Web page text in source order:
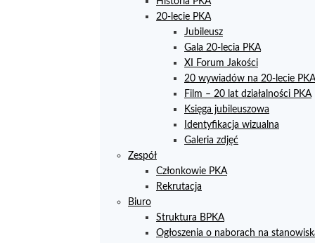
20-lecie PKA
Jubileusz
Gala 20-lecia PKA
XI Forum Jakości
20 wywiadów na 20-lecie PKA
Film – 20 lat działalności PKA
Księga jubileuszowa
Identyfikacja wizualna
Galeria zdjęć
Zespół
Członkowie PKA
Rekrutacja
Biuro
Struktura BPKA
Ogłoszenia o naborach na